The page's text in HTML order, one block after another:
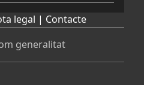
legal | Contacte